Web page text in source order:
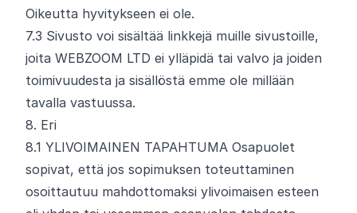
Oikeutta hyvitykseen ei ole.
7.3 Sivusto voi sisältää linkkejä muille sivustoille,
joita WEBZOOM LTD ei ylläpidä tai valvo ja joiden
toimivuudesta ja sisällöstä emme ole millään
tavalla vastuussa.
8. Eri
8.1 YLIVOIMAINEN TAPAHTUMA Osapuolet
sopivat, että jos sopimuksen toteuttaminen
osoittautuu mahdottomaksi ylivoimaisen esteen